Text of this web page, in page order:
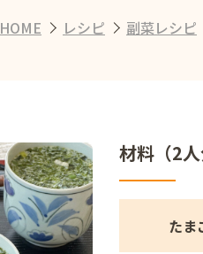
レシピ 副菜レシピ
材料（2人
たま